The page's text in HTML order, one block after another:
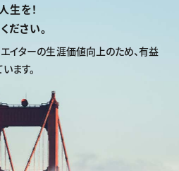
生を！
ださい。
イターの生涯価値向上のため、有益
ます。